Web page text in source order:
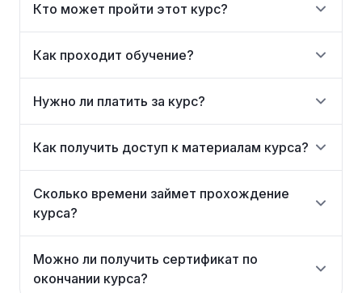
Кто может пройти этот курс?
Как проходит обучение?
Нужно ли платить за курс?
Как получить доступ к материалам курса?
Сколько времени займет прохождение
курса?
Можно ли получить сертификат по
окончании курса?